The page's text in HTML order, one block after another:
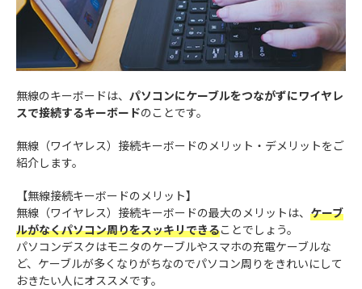
無線のキーボードは、 パソコンにケーブルをつながずにワイヤレ
スで接続するキーボードのことです。
無線（ワイヤレス）接続キーボードのメリット・デメリットをご
紹介します。
【無線接続キーボードのメリット】
無線（ワイヤレス）接続キーボードの最大のメリットは、 ケーブ
ルがなくパソコン周りをスッキリできることでしょう。
パソコンデスクはモニタのケーブルやスマホの充電ケーブルな
ど、ケーブルが多くなりがちなのでパソコン周りをきれいにして
おきたい人にオススメです。